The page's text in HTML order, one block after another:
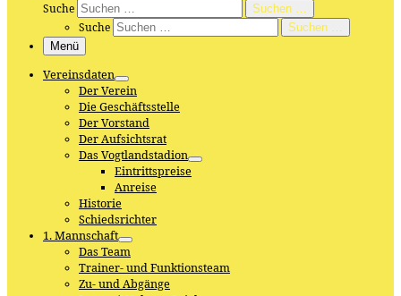
Suche
Suchen …
Suche
Suchen …
Menü
Vereinsdaten
Der Verein
Die Geschäftsstelle
Der Vorstand
Der Aufsichtsrat
Das Vogtlandstadion
Eintrittspreise
Anreise
Historie
Schiedsrichter
1. Mannschaft
Das Team
Trainer- und Funktionsteam
Zu- und Abgänge